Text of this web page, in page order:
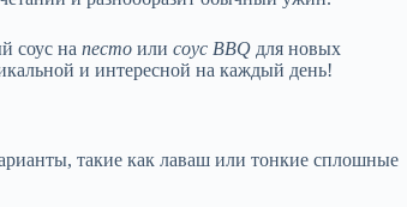
соус на песто или соус BBQ для новых
и интересной на каждый день!
такие как лаваш или тонкие сплошные